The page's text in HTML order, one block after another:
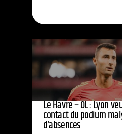
Le Havre – OL : Lyon
contact du podium
d’absences